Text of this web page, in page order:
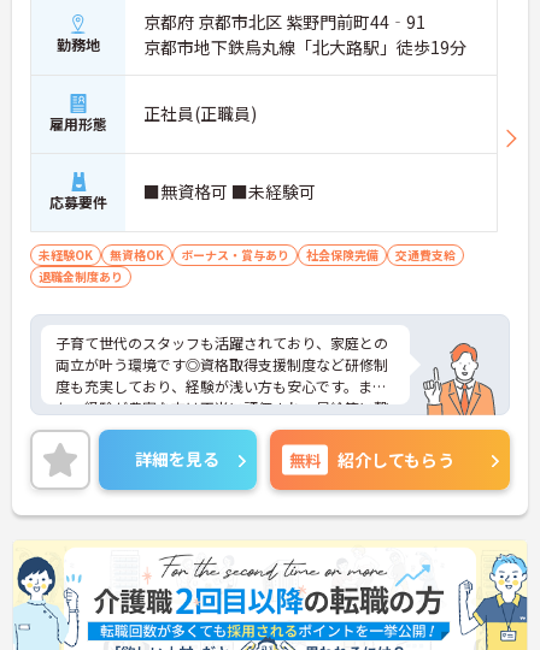
勤務地
京都府 京都市北区 紫野門前町44‐91
京都市地下鉄烏丸線「北大路駅」徒歩19分
雇用形態 正社員(正職員)
応募要件 ■無資格可 ■未経験可
未経験OK 無資格OK ボーナス・賞与あり 社会保険完備
交通費支給
退職金制度あり
子育て世代のスタッフも活躍されており、家庭との
両立が叶う環境です◎資格取得支援制度など研修制
度も充実しており、経験が浅い方も安心です。ま
た、経験が豊富な方は正当に評価され、昇給等に繋
がりますので、長く安心して働くことができます。
ご興味ある方、是非お待ちしております！
詳細を見る 無料 紹介してもらう